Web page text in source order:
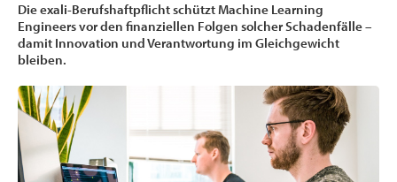
Die exali-Berufshaftpflicht schützt Machine Learning
Engineers vor den finanziellen Folgen solcher Schadenfälle –
damit Innovation und Verantwortung im Gleichgewicht
bleiben.